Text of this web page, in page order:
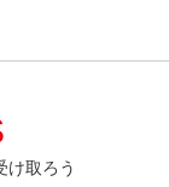
け取ろう